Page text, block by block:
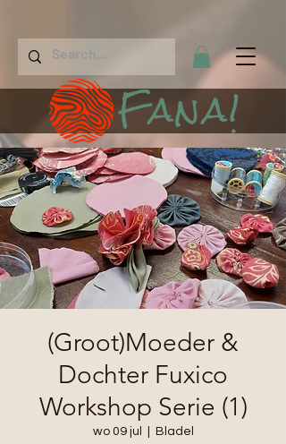
Fana!
(Groot)Moeder &
Dochter Fuxico
Workshop Serie (1)
wo 09 jul Bladel